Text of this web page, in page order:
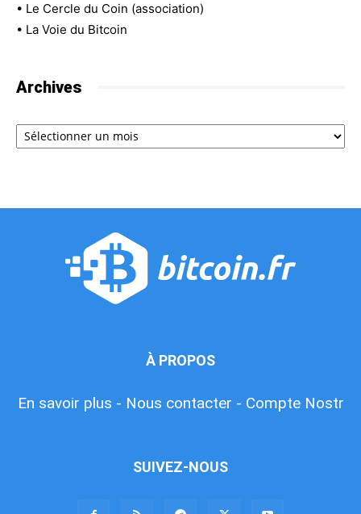
• Le Cercle du Coin (association)
• La Voie du Bitcoin
Archives
Archives
À PROPOS
En savoir plus - Nous contacter - Compte Nostr
SUIVEZ-NOUS